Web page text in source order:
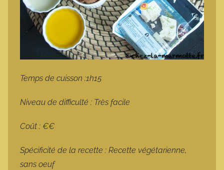
Temps de cuisson :1h15
Niveau de difficulté : Très facile
Coût : €€
Spécificité de la recette : Recette végétarienne,
sans oeuf